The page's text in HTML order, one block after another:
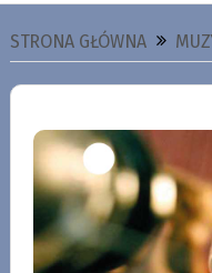
STRONA GŁÓWNA